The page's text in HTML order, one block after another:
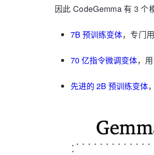
因此 CodeGemma 有 3 个
7B 预训练变体，专门
70 亿指令微调变体，
先进的 2B 预训练变体